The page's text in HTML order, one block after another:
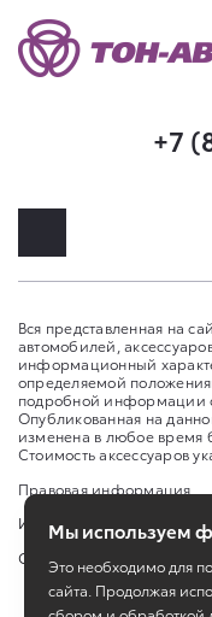
+7
Вся представленная на
автомобилей,
информационный
определяемой
подробной информации
Опубликованная на
изменена в любое время
Стоимость аксессуаров
Правовая информация
Изменить настройку cookies
Сбросить cookie
Мы используем
Это необходимо для
сайта. Продолжая